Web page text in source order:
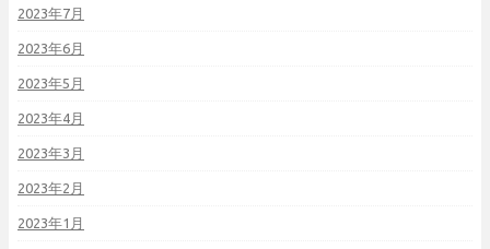
2023年7月
2023年6月
2023年5月
2023年4月
2023年3月
2023年2月
2023年1月